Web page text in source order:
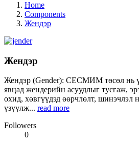
Home
Components
Жендэр
Жендэр
Жендэр (Gender): СЕСМИМ төсөл нь
явцад жендерийн асуудлыг тусгаж,
охид, хөвгүүдэд өөрчлөлт, шинэчлэл
үзүүлж... read more
Followers
0